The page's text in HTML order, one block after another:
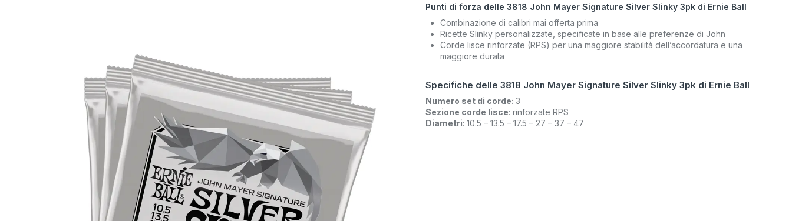
Punti di forza delle 3818 John Mayer Signature Silver Slinky 3pk di Ernie Ball
Combinazione di calibri mai offerta prima
Ricette Slinky personalizzate, specificate in base alle preferenze di John
Corde lisce rinforzate (RPS) per una maggiore stabilità dell’accordatura e una
maggiore durata
Specifiche delle 3818 John Mayer Signature Silver Slinky 3pk di Ernie Ball
Numero set di corde: 3
Sezione corde lisce: rinforzate RPS
Diametri: 10.5 – 13.5 – 17.5 – 27 – 37 – 47